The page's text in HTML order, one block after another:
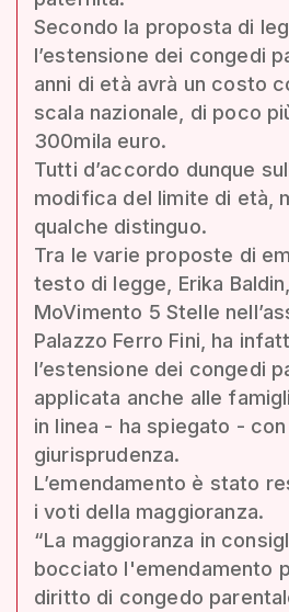
Secondo la proposta di
l’estensione dei congedi
anni di età avrà un costo
scala nazionale, di poco
300mila euro.
Tutti d’accordo dunque
modifica del limite di età,
qualche distinguo.
Tra le varie proposte di
testo di legge, Erika
MoVimento 5 Stelle
Palazzo Ferro Fini, ha
l’estensione dei congedi
applicata anche alle
in linea - ha spiegato -
giurisprudenza.
L’emendamento è stato
i voti della maggioranza.
“La maggioranza in
bocciato l'emendamento
diritto di congedo